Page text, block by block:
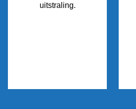
uitstraling.